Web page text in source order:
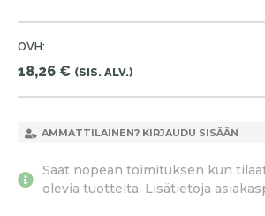
OVH:
18,26 € (SIS. ALV.)
AMMATTILAINEN? KIRJAUDU SISÄÄN
Saat nopean toimituksen kun
olevia tuotteita. Lisätietoja